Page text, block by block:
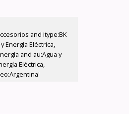
and itype:BK
Energía Eléctrica,
and au:Agua y
Eléctrica,